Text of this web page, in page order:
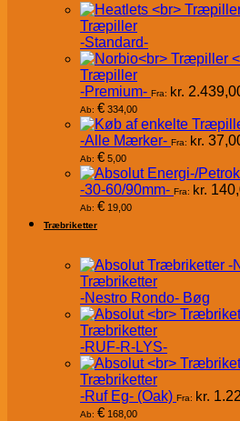
Træpiller
-Standard-
Træpiller
-Premium- Fra: kr.
Ab: € 334,00
-Alle Mærker- Fra: kr.
Ab: € 5,00
-30-60/90mm- Fra: kr.
Ab: € 19,00
Træbriketter
Træbriketter
-Nestro Rondo- Bøg
Træbriketter
-RUF-R-LYS-
Træbriketter
-Ruf Eg- (Oak) Fra: kr.
Ab: € 168,00